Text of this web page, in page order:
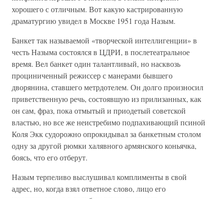
хорошего с отличным. Вот какую кастрированную
драматургию увидел в Москве 1951 года Назым.
Банкет так называемой «творческой интеллигенции» в
честь Назыма состоялся в ЦДРИ, в послетеатральное
время. Вел банкет один талантливый, но насквозь
проциниченный режиссер с манерами бывшего
дворянина, ставшего метрдотелем. Он долго произносил
приветственную речь, состоявшую из прилизанных, как
он сам, фраз, пока отмытый и приодетый советской
властью, но все же неистребимо подпахивающий псиной
Коля Экк судорожно опрокидывал за банкетным столом
одну за другой рюмки халявного армянского коньячка,
боясь, что его отберут.
Назым терпеливо выслушивал комплименты в свой
адрес, но, когда взял ответное слово, лицо его